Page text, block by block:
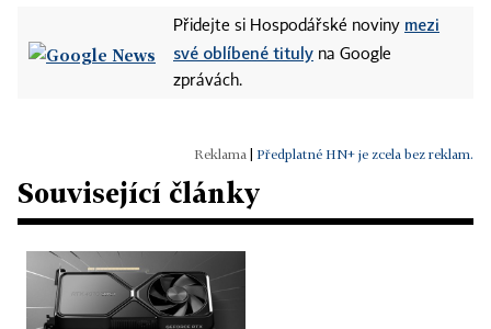
Přidejte si Hospodářské noviny mezi
své oblíbené tituly na Google
zprávách.
Předplatné HN+ je zcela bez reklam.
Související články